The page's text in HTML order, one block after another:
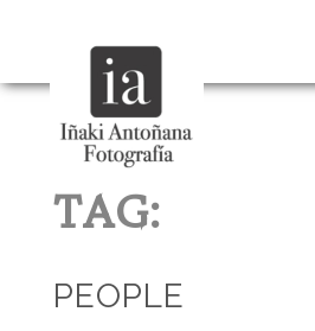
TAG:
PEOPLE